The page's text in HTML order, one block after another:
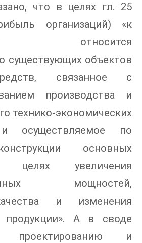
что в целях гл. 25
организаций) «к
относится
существующих объектов
связанное с
производства и
технико-экономических
и осуществляемое по
основных
увеличения
мощностей,
и изменения
продукции». А в своде
и